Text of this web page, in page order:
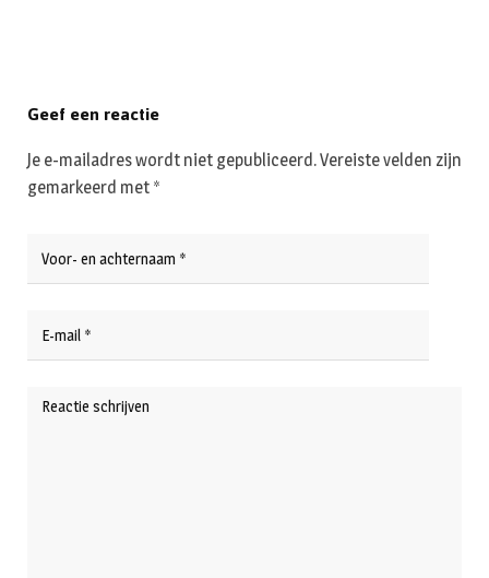
Geef een reactie
Je e-mailadres wordt niet gepubliceerd.Vereiste velden zijn
gemarkeerd met *